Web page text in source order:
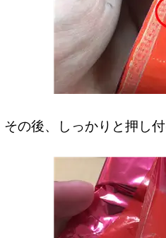
その後、しっかりと押し付